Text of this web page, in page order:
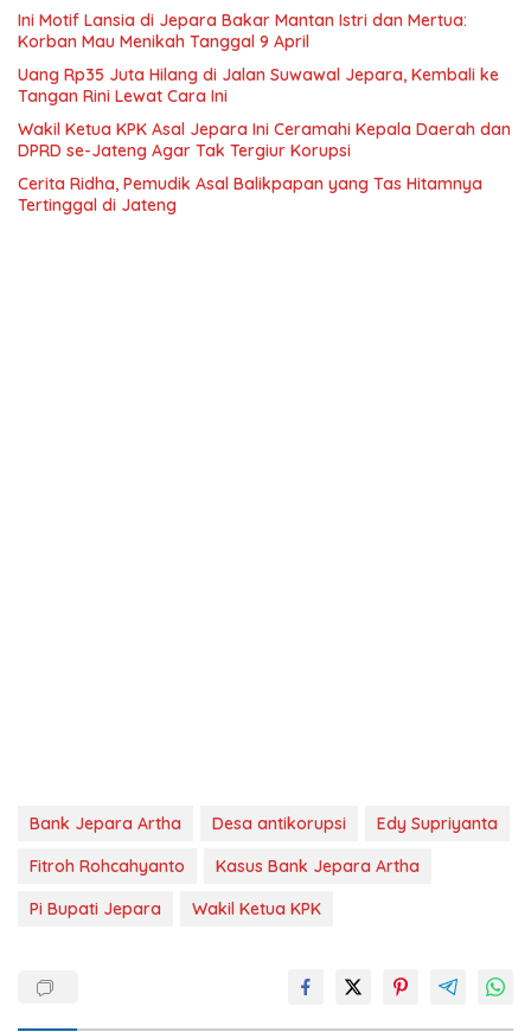
Ini Motif Lansia di Jepara Bakar Mantan Istri dan Mertua:
Korban Mau Menikah Tanggal 9 April
Uang Rp35 Juta Hilang di Jalan Suwawal Jepara, Kembali ke
Tangan Rini Lewat Cara Ini
Wakil Ketua KPK Asal Jepara Ini Ceramahi Kepala Daerah dan
DPRD se-Jateng Agar Tak Tergiur Korupsi
Cerita Ridha, Pemudik Asal Balikpapan yang Tas Hitamnya
Tertinggal di Jateng
Bank Jepara Artha Desa antikorupsi
Edy Supriyanta
Fitroh Rohcahyanto
Kasus Bank Jepara Artha
Pi Bupati Jepara
Wakil Ketua KPK